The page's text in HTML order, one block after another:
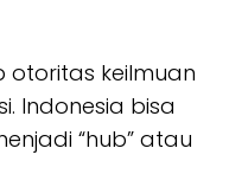
keilmuan
Indonesia bisa
“hub” atau